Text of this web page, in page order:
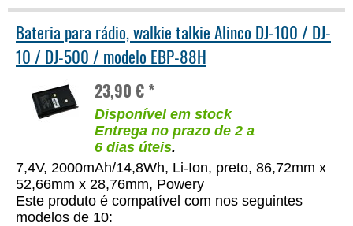
Bateria para rádio, walkie talkie Alinco DJ-100 / DJ-
10 / DJ-500 / modelo EBP-88H
23,90 € *
Disponível em stock
Entrega no prazo de 2 a
6 dias úteis.
7,4V, 2000mAh/14,8Wh, Li-Ion, preto, 86,72mm x
52,66mm x 28,76mm, Powery
Este produto é compatível com nos seguintes
modelos de 10: